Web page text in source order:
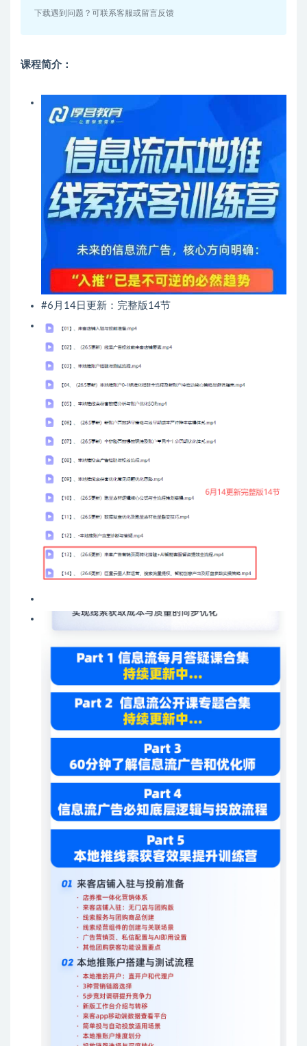
下载遇到问题？可联系客服或留言反馈
课程简介：
#6月14日更新：完整版14节